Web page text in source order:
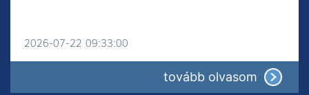
2026-07-22 09:33:00
tovább olvasom :